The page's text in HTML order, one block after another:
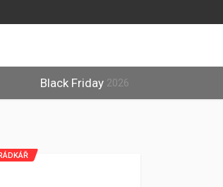
Black Friday 2026